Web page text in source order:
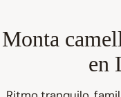
Monta
en